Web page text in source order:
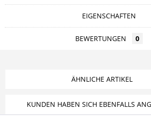
EIGENSCHAFTEN
BEWERTUNGEN 0
ÄHNLICHE ARTIKEL
KUNDEN HABEN SICH EBENFALLS